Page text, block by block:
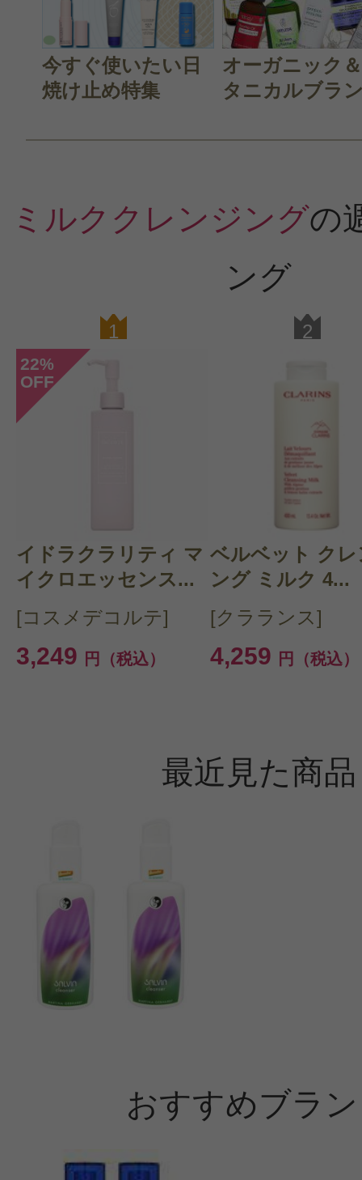
投稿日：2011年01月
ESL 様 ／30代後半
最初は、草花の茎のような香りが
ジンセナよりもさっぱりした使用感
すべての3件のクチコミを見る
このコスメのレビューを書いて
クチコミを投稿する
マイページの「購
らクチコミ投稿すると1 商品に
今すぐ使いたい日
焼け止め特集
オーガニック
タニカルブラ
ミルククレンジングの
ング
1
22%
OFF
イドラクラリティ マ
イクロエッセンス...
[コスメデコルテ]
3,249 円（税込）
2
ベルベット クレ
ング ミルク 4...
[クラランス]
4,259 円（税込）
最近見た商品
おすすめブラ